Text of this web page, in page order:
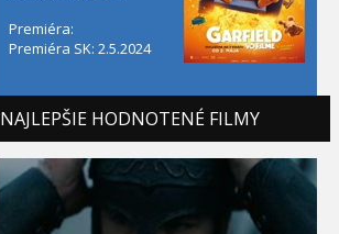
Premiéra:
Premiéra SK: 2.5.2024
NAJLEPŠIE HODNOTENÉ FILMY